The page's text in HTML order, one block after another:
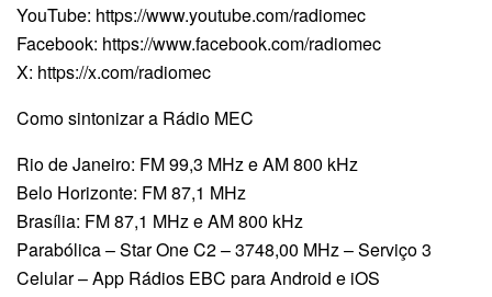
YouTube: https://www.youtube.com/radiomec
Facebook: https://www.facebook.com/radiomec
X: https://x.com/radiomec
Como sintonizar a Rádio MEC
Rio de Janeiro: FM 99,3 MHz e AM 800 kHz
Belo Horizonte: FM 87,1 MHz
Brasília: FM 87,1 MHz e AM 800 kHz
Parabólica – Star One C2 – 3748,00 MHz – Serviço 3
Celular – App Rádios EBC para Android e iOS